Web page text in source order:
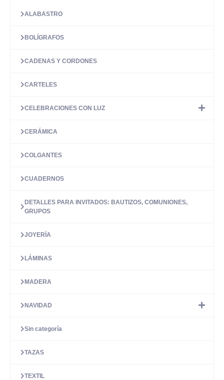
ALABASTRO
BOLÍGRAFOS
CADENAS Y CORDONES
CARTELES
CELEBRACIONES CON LUZ
CERÁMICA
COLGANTES
CUADERNOS
DETALLES PARA INVITADOS: BAUTIZOS, COMUNIONES,
GRUPOS
JOYERÍA
LÁMINAS
MADERA
NAVIDAD
Sin categoría
TAZAS
TEXTIL